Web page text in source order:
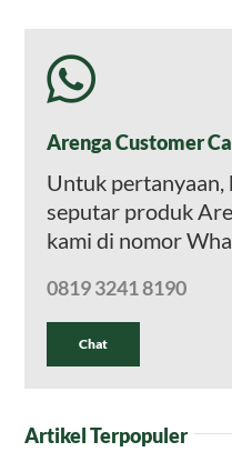
Arenga Customer
Untuk pertanyaan,
seputar produk
kami di nomor
0819 3241 8190
Chat
Artikel Terpopuler